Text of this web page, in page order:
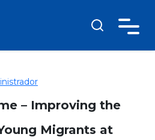
– Improving the
Migrants at